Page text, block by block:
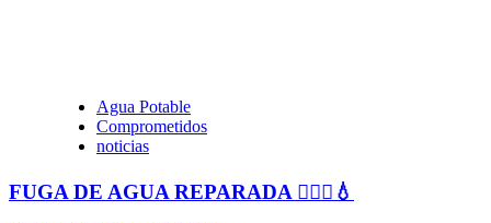
Agua Potable
Comprometidos
noticias
FUGA DE AGUA REPARADA 👷🏻‍♂️💧